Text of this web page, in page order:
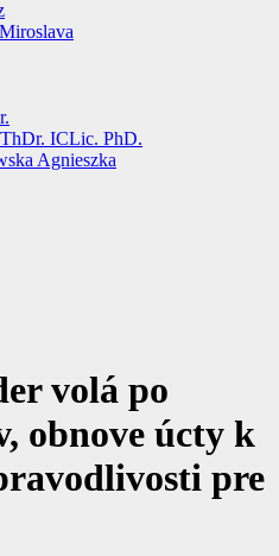
ICLic. PhD.
Agnieszka
volá po
obnove úcty k
pre